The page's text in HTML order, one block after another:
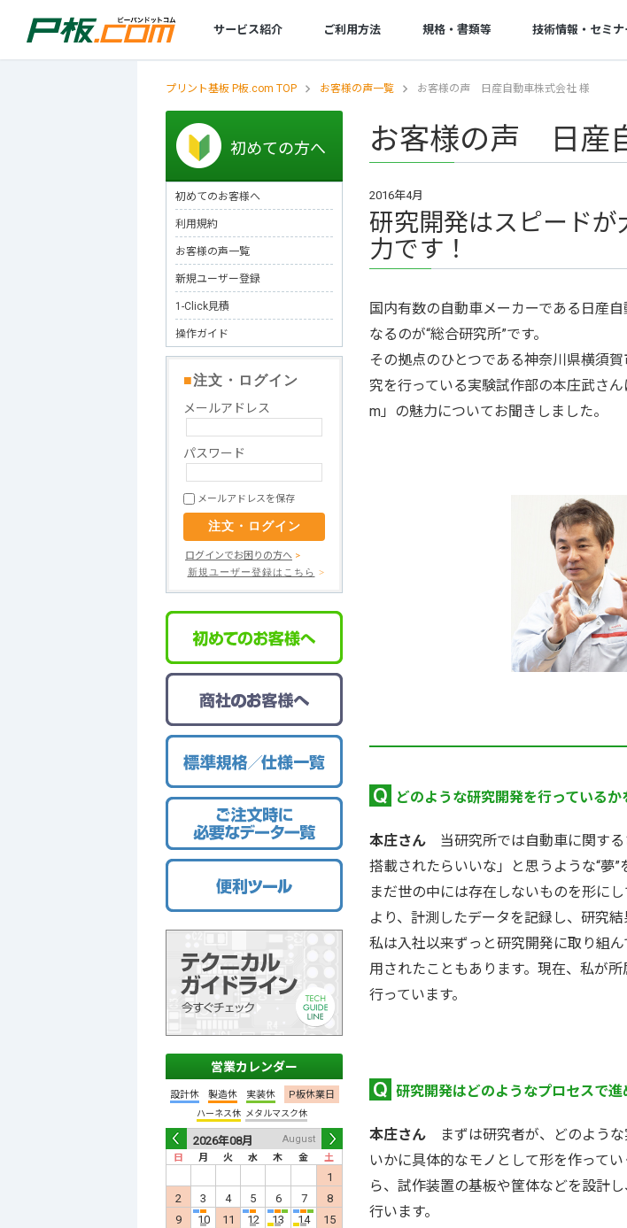
プリント基板の製造・設計・実装なら
サービス紹介
技術相談・事前データ確認
基板製造
製造サービスの流れ
製造工場案内
リピート製造サービス
量産コース
フレキシブル基板
特性インピーダンス制御基板
厚銅基板（大電流基板）
高多層基板
ウルトラクイックコース
デリバリーゼロ
（出荷日当日お届けサービス）
事前データチェック
基板実装
実装サービスの特徴
実装サービスの流れ
無償提供部品一覧
BGA・CSPリワーキングサービス
部品調達
部品調達
GUGEN Hub（オンライン調達）
ご利用方法
商社・商社経由のお客様
商社のお客様へ
商社経由でのご注文について
操作方法・FAQ
ご注文の流れ
操作ガイド
一般CADのガーバー出力方法
よくある質問
ログインでお困りの方へ
お問い合わせフォーム
お支払
出荷
各種
取引
納期
規格・書類等
レポート
環境化学物質情報
発行書類・レポートなど
技術情報・セミナ
エレクトロニクスの確かな情報便
セミナー
セミナースケジュール
P板.com活用セミナー
P板.comプライベートセミナー
【AI】部品データシートDL
【AI】ハードウェア設計ツール
プリント基板 P板.com TOP お客様の声一覧 お客様の声 日産自動車株式会社 様
お客様の声 日産
2016年4月
研究開発はスピード
力です！
国内有数の自動車メーカーである日産
なるのが“総合研究所”です。
その拠点のひとつである神奈川県横須
究を行っている実験試作部の本庄武さ
m」の魅力についてお聞きしました。
どのような研究開発を行っているか
本庄さん 当研究所では自動車に関する
搭載されたらいいな」と思うような“夢
まだ世の中には存在しないものを形に
より、計測したデータを記録し、研究結
私は入社以来ずっと研究開発に取り組
用されたこともあります。現在、私が
行っています。
研究開発はどのようなプロセスで進
本庄さん まずは研究者が、どのような
いかに具体的なモノとして形を作って
ら、試作装置の基板や筐体などを設計
行います。
初めての方へ
初めてのお客様へ
利用規約
お客様の声一覧
新規ユーザー登録
1-Click見積
操作ガイド
■注文・ログイン
メールアドレス
パスワード
メールアドレスを保存
ログインでお困りの方へ >
新規ユーザー登録はこちら >
営業カレンダー
設計休 製造休 実装休 P板休業日
ハーネス休 メタルマスク休
2026年08月
August
日
月 火 水 木 金 土
1
2
3 4 5 6 7
8
9
10 11 12 13 14
15
2026年09月
September
月 火 水 木 金 土
1 2 3 4
5
14 15 16
2026年 10月
日
月 火 水
Nex